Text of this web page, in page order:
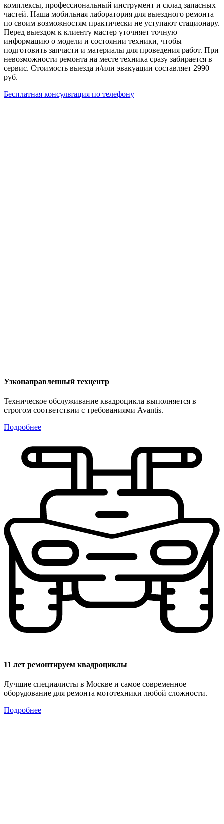
комплексы, профессиональный инструмент и склад запасных
частей. Наша мобильная лаборатория для выездного ремонта
по своим возможностям практически не уступают стационару.
Перед выездом к клиенту мастер уточняет точную
информацию о модели и состоянии техники, чтобы
подготовить запчасти и материалы для проведения работ. При
невозможности ремонта на месте техника сразу забирается в
сервис. Стоимость выезда и/или эвакуации составляет 2990
руб.
Бесплатная консультация по телефону
Узконаправленный техцентр
Техническое обслуживание квадроцикла выполняется в
строгом соответствии с требованиями Avantis.
Подробнее
11 лет ремонтируем квадроциклы
Лучшие специалисты в Москве и самое современное
оборудование для ремонта мототехники любой сложности.
Подробнее